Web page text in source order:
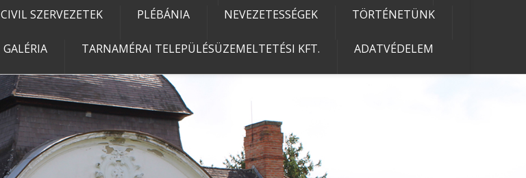
CIVIL SZERVEZETEK PLÉBÁNIA NEVEZETESSÉGEK TÖRTÉNETÜNK
GALÉRIA TARNAMÉRAI TELEPÜLÉSÜZEMELTETÉSI KFT. ADATVÉDELEM